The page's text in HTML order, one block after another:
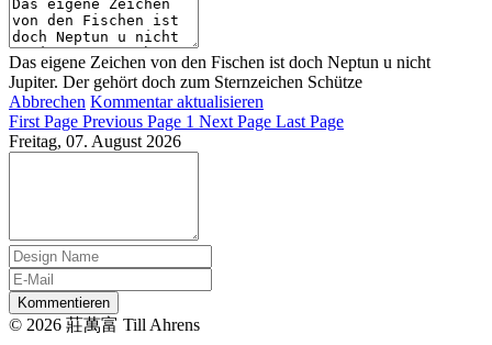
Das eigene Zeichen von den Fischen ist doch Neptun u nicht
Jupiter. Der gehört doch zum Sternzeichen Schütze
Abbrechen Kommentar aktualisieren
First Page Previous Page 1 Next Page Last Page
Freitag, 07. August 2026
Kommentieren
© 2026 莊萬富 Till Ahrens